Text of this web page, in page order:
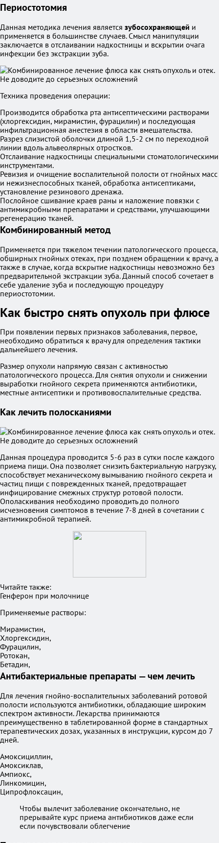
Периостотомия
Данная методика лечения является зубосохраняющей и
применяется в большинстве случаев. Смысл манипуляции
заключается в отслаивании надкостницы и вскрытии очага
инфекции без экстракции зуба.
Техника проведения операции:
Производится обработка рта антисептическими растворами
(хлоргексидин, мирамистин, фурацилин) и последующая
инфильтрационная анестезия в области вмешательства.
Разрез слизистой оболочки длиной 1,5-2 см по переходной
линии вдоль альвеолярных отростков.
Отслаивание надкостницы специальными стоматологическими
инструментами.
Ревизия и очищение воспалительной полости от гнойных масс
и нежизнеспособных тканей, обработка антисептиками,
установление резинового дренажа.
Послойное сшивание краев раны и наложение повязки с
антимикробными препаратами и средствами, улучшающими
регенерацию тканей.
Комбинированный метод
Применяется при тяжелом течении патологического процесса,
обширных гнойных отеках, при позднем обращении к врачу, а
также в случае, когда вскрытие надкостницы невозможно без
предварительной экстракции зуба. Данный способ сочетает в
себе удаление зуба и последующую процедуру
периостотомии.
Как быстро снять опухоль при флюсе
При появлении первых признаков заболевания, первое,
необходимо обратиться к врачу для определения тактики
дальнейшего лечения.
Размер опухоли напрямую связан с активностью
патологического процесса. Для снятия опухоли и снижении
выработки гнойного секрета применяются антибиотики,
местные антисептики и противовоспалительные средства.
Как лечить полосканиями
Данная процедура проводится 5-6 раз в сутки после каждого
приема пищи. Она позволяет снизить бактериальную нагрузку,
способствует механическому вымыванию гнойного секрета и
частиц пищи с поврежденных тканей, предотвращает
инфицирование смежных структур ротовой полости.
Ополаскивания необходимо проводить до полного
исчезновения симптомов в течение 7-8 дней в сочетании с
антимикробной терапией.
Читайте также:
Генферон при молочнице
Применяемые растворы:
Мирамистин,
Хлоргексидин,
Фурацилин,
Ротокан,
Бетадин,
Антибактериальные препараты — чем лечить
Для лечения гнойно-воспалительных заболеваний ротовой
полости используются антибиотики, обладающие широким
спектром активности. Лекарства принимаются
преимущественно в таблетированной форме в стандартных
терапевтических дозах, указанных в инструкции, курсом до 7
дней.
Амоксициллин,
Амоксиклав,
Ампиокс,
Линкомицин,
Ципрофлоксацин,
Чтобы вылечит заболевание окончательно, не
прерывайте курс приема антибиотиков даже если
если почувствовали облегчение